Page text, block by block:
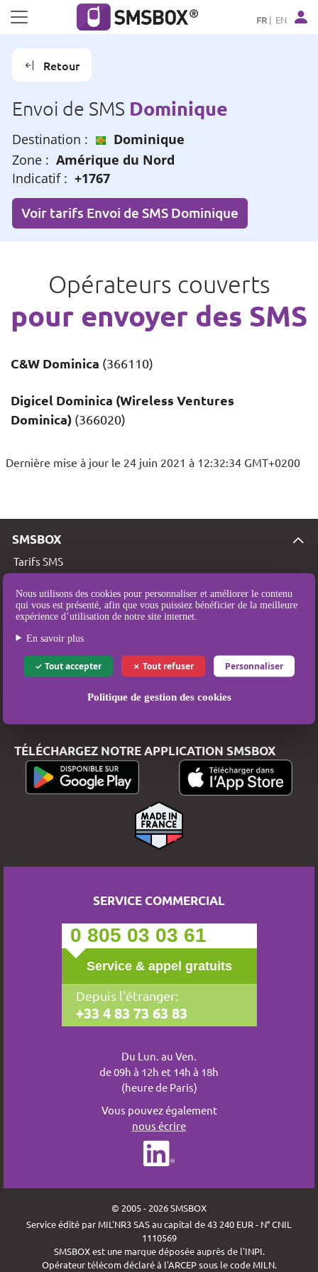
Panneau de gestion des cookies
Nous utilisons des cookies pour personnaliser et améliorer le contenu
qui vous est présenté, afin que vous puissiez bénéficier de la meilleure
expérience d’utilisation de notre site internet.
En savoir plus
Tout accepter Tout refuser Personnaliser
Politique de gestion des cookies
FR EN
Retour
Envoi de SMS Dominique
Destination :
Dominique
Zone : Amérique du Nord
Indicatif : +1767
Voir tarifs Envoi de SMS Dominique
Opérateurs couverts
pour envoyer des SMS
C&W Dominica (366110)
Digicel Dominica (Wireless Ventures
Dominica) (366020)
Dernière mise à jour le 24 juin 2021 à 12:32:34 GMT+0200
SMSBOX
Tarifs SMS
Qui sommes-nous ?
Conditions Générales d’Utilisation et de Vente
Politique de protection des données
Paiement sécurisé
TÉLÉCHARGEZ NOTRE APPLICATION SMSBOX
SERVICE COMMERCIAL
0 805 03 03 61
Service & appel gratuits
Depuis l'étranger:
+33 4 83 73 63 83
Du Lun. au Ven.
de 09h à 12h et 14h à 18h
(heure de Paris)
Vous pouvez également
nous écrire
© 2005 - 2026 SMSBOX
Service édité par MIL'NR3 SAS au capital de 43 240 EUR - N° CNIL
1110569
SMSBOX est une marque déposée auprès de l'INPI.
Opérateur télécom déclaré à l'ARCEP sous le code MILN.